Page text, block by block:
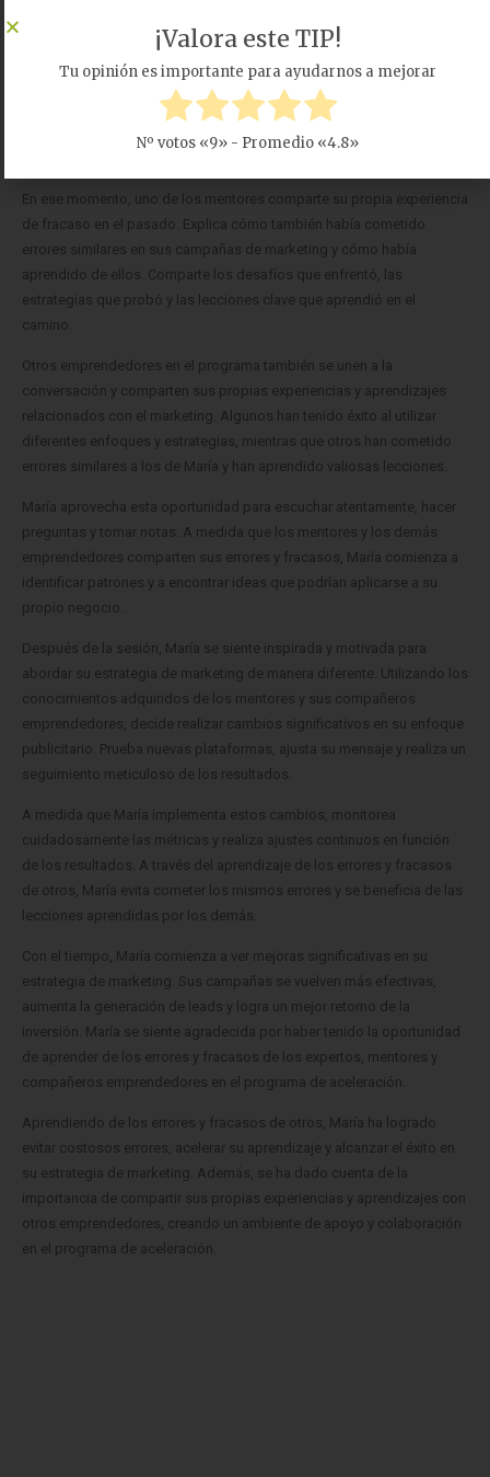
que está enfrentando en su estrategia de marketing. Ha invertido una
cantidad considerable de dinero en publicidad en línea, pero los
resultados no han sido los esperados. María está frustrada y se siente
En ese momento, uno de los mentores comparte su propia experiencia
de fracaso en el pasado. Explica cómo también había cometido
errores similares en sus campañas de marketing y cómo había
aprendido de ellos. Comparte los desafíos que enfrentó, las
estrategias que probó y las lecciones clave que aprendió en el
camino.
Otros emprendedores en el programa también se unen a la
conversación y comparten sus propias experiencias y aprendizajes
relacionados con el marketing. Algunos han tenido éxito al utilizar
diferentes enfoques y estrategias, mientras que otros han cometido
errores similares a los de María y han aprendido valiosas lecciones.
María aprovecha esta oportunidad para escuchar atentamente, hacer
preguntas y tomar notas. A medida que los mentores y los demás
emprendedores comparten sus errores y fracasos, María comienza a
identificar patrones y a encontrar ideas que podrían aplicarse a su
propio negocio.
Después de la sesión, María se siente inspirada y motivada para
abordar su estrategia de marketing de manera diferente. Utilizando los
conocimientos adquiridos de los mentores y sus compañeros
emprendedores, decide realizar cambios significativos en su enfoque
publicitario. Prueba nuevas plataformas, ajusta su mensaje y realiza un
seguimiento meticuloso de los resultados.
A medida que María implementa estos cambios, monitorea
cuidadosamente las métricas y realiza ajustes continuos en función
de los resultados. A través del aprendizaje de los errores y fracasos
de otros, María evita cometer los mismos errores y se beneficia de las
lecciones aprendidas por los demás.
Con el tiempo, María comienza a ver mejoras significativas en su
estrategia de marketing. Sus campañas se vuelven más efectivas,
aumenta la generación de leads y logra un mejor retorno de la
inversión. María se siente agradecida por haber tenido la oportunidad
de aprender de los errores y fracasos de los expertos, mentores y
compañeros emprendedores en el programa de aceleración.
Aprendiendo de los errores y fracasos de otros, María ha logrado
evitar costosos errores, acelerar su aprendizaje y alcanzar el éxito en
su estrategia de marketing. Además, se ha dado cuenta de la
importancia de compartir sus propias experiencias y aprendizajes con
otros emprendedores, creando un ambiente de apoyo y colaboración
en el programa de aceleración.
¡Valora este TIP!
Tu opinión es importante para ayudarnos a mejorar
Nº votos «9» - Promedio «4.8»